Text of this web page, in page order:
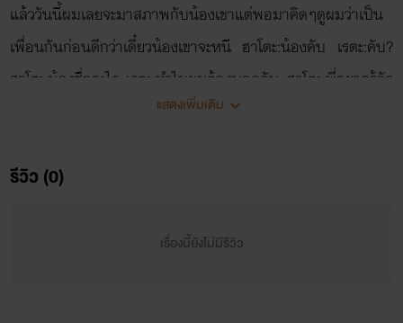
แล้ววันนี้ผมเลยจะมาสภาพกับน้องเขาแต่พอมาคิดๆดูผมว่าเป็น
เพื่อนกันก่อนดีกว่าเดี๋ยวน้องเขาจะหนี ฮาโตะ:น้องคับ เรตะ:คับ?
ฮาโตะ:น้องชื่ออะไร เรตะ:ทำไมผมต้องบอกคับ ฮาโตะ:พี่อยากรุ้จัก
คับน้องเห็นน้องดูเป็นมิตร เรตะ: ....อยากรุ้จักผมเนี่ยนะแปลกจัง
อายุ17 เรตะ:ผมเรตะ ซึดะ อายุ16คับ ฮาโตะ:อ้อเรตะจังชื่อน่ารักดี
น่าๆ กริ้งงง!!! เรตะ:เสียงออดดังแล้วผมขอตัวคับ ฮาโตะ:เฮ้ๆเดี๋ยว
แสดงเพิ่มเติม
รีวิว (0)
เรื่องนี้ยังไม่มีรีวิว